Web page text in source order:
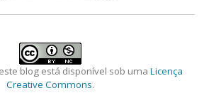
blog está disponível sob uma Licença
Creative Commons.